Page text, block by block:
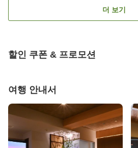
더 보기
할인 쿠폰 & 프로모션
여행 안내서